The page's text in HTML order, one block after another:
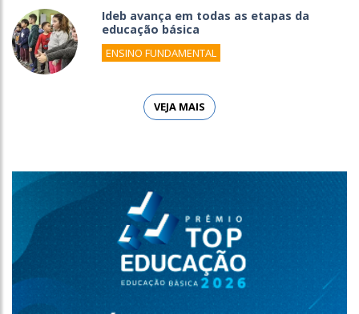
Ideb avança em todas as etapas da
educação básica
ENSINO FUNDAMENTAL
VEJA MAIS